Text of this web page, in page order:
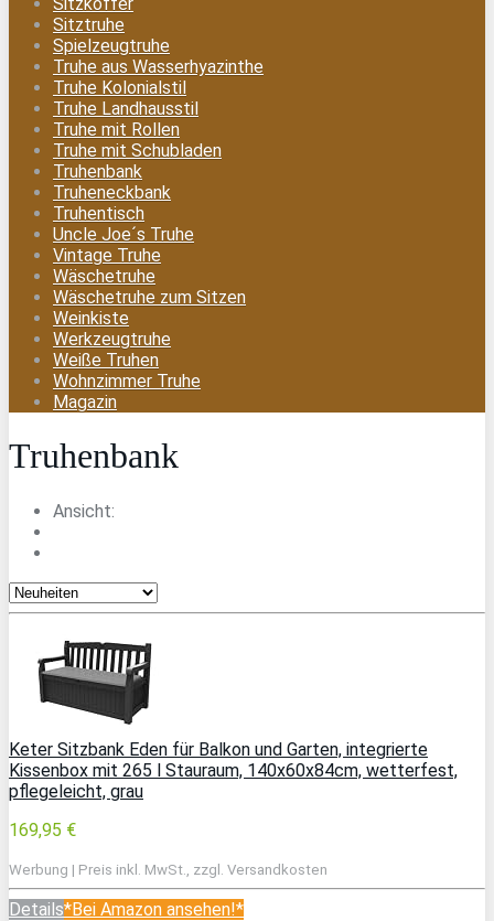
Sitztruhe
Spielzeugtruhe
Truhe aus Wasserhyazinthe
Truhe Kolonialstil
Truhe Landhausstil
Truhe mit Rollen
Truhe mit Schubladen
Truhenbank
Truheneckbank
Truhentisch
Uncle Joe´s Truhe
Vintage Truhe
Wäschetruhe
Wäschetruhe zum Sitzen
Weinkiste
Werkzeugtruhe
Weiße Truhen
Wohnzimmer Truhe
Magazin
Truhenbank
Ansicht:
Keter Sitzbank Eden für Balkon und Garten, integrierte
Kissenbox mit 265 l Stauraum, 140x60x84cm, wetterfest,
pflegeleicht, grau
169,95 €
Werbung | Preis inkl. MwSt., zzgl. Versandkosten
Details*Bei Amazon ansehen!*